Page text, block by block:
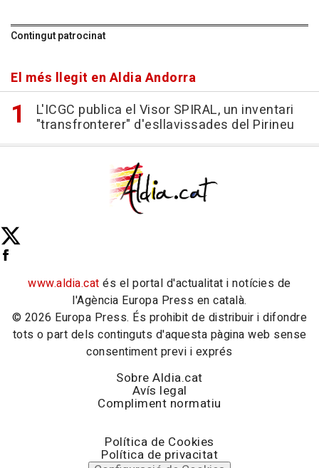
Contingut patrocinat
El més llegit en Aldia Andorra
L'ICGC publica el Visor SPIRAL, un inventari
"transfronterer" d'esllavissades del Pirineu
www.aldia.cat és el portal d'actualitat i notícies de
l'Agència Europa Press en català.
© 2026 Europa Press. És prohibit de distribuir i difondre
tots o part dels continguts d'aquesta pàgina web sense
consentiment previ i exprés
Sobre Aldia.cat
Avís legal
Compliment normatiu
Política de Cookies
Política de privacitat